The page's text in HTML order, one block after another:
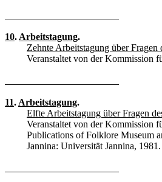
10. Arbeitstagung.
Zehnte Arbeitstagung über
Veranstaltet von der Kommission
11. Arbeitstagung.
Elfte Arbeitstagung über Fragen
Veranstaltet von der Kommission
Publications of Folklore Museum
Jannina: Universität Jannina,